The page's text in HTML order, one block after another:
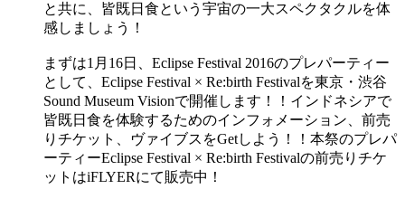
と共に、皆既日食という宇宙の一大スペクタクルを体
感しましょう！
まずは1月16日、Eclipse Festival 2016のプレパーティー
として、Eclipse Festival × Re:birth Festivalを東京・渋谷
Sound Museum Visionで開催します！！インドネシアで
皆既日食を体験するためのインフォメーション、前売
りチケット、ヴァイブスをGetしよう！！本祭のプレパ
ーティーEclipse Festival × Re:birth Festivalの前売りチケ
ットはiFLYERにて販売中！